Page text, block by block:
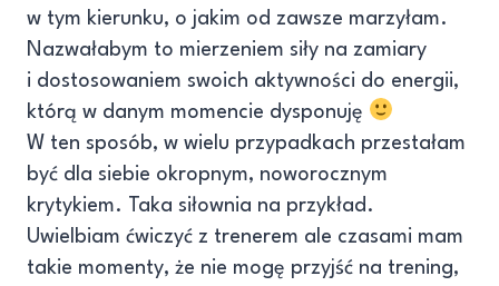
w tym kierunku, o jakim od zawsze marzyłam.
Nazwałabym to mierzeniem siły na zamiary
i dostosowaniem swoich aktywności do energii,
którą w danym momencie dysponuję
W ten sposób, w wielu przypadkach przestałam
być dla siebie okropnym, noworocznym
krytykiem. Taka siłownia na przykład.
Uwielbiam ćwiczyć z trenerem ale czasami mam
takie momenty, że nie mogę przyjść na trening,